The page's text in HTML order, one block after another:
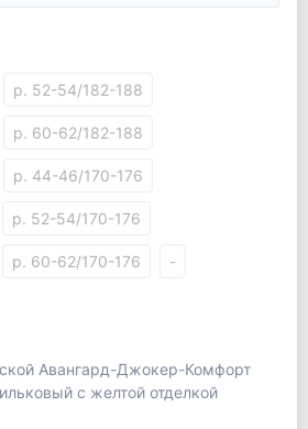
р. 52-54/182-188
р. 60-62/182-188
р. 44-46/170-176
р. 52-54/170-176
р. 60-62/170-176 -
Авангард-Джокер-Комфорт
с желтой отделкой